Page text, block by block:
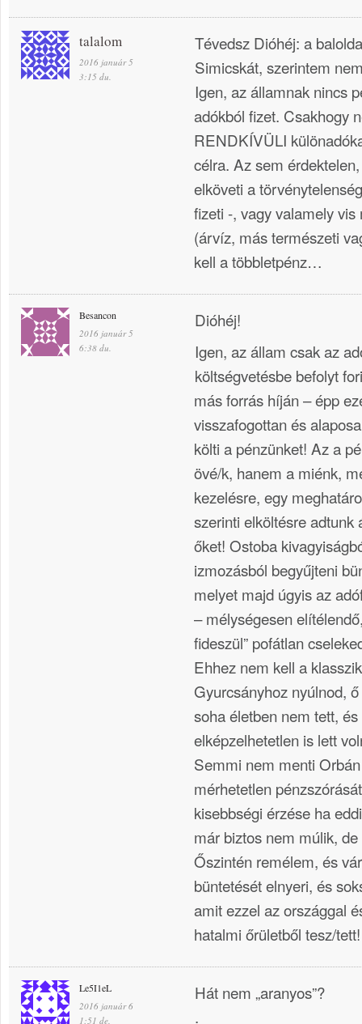
talalom
2016 január 5
3:15 du.
Tévedsz Dióhéj: a
Simicskát, szerintem
Igen, az államnak nincs
adókból fizet. Csakhogy
RENDKÍVÜLI
célra. Az sem
elköveti a
fizeti -, vagy valamely
(árvíz, más természeti
kell a többletpénz…
Besancon
2016 január 5
6:38 du.
Dióhéj!
Igen, az állam csak az
költségvetésbe befolyt
más forrás híján – épp
visszafogottan és
költi a pénzünket! Az a
övé/k, hanem a miénk,
kezelésre, egy
szerinti elköltésre
őket! Ostoba
izmozásból begyűjteni
melyet majd úgyis az
– mélységesen
fideszül” pofátlan
Ehhez nem kell a
Gyurcsányhoz nyúlnod,
soha életben nem tett,
elképzelhetetlen is lett
Semmi nem menti
mérhetetlen
kisebbségi érzése ha
már biztos nem múlik,
Őszintén remélem, és
büntetését elnyeri, és
amit ezzel az országgal
hatalmi őrületből tesz/tett!
Le5I1eL
2016 január 6
1:51 de.
Hát nem „aranyos”?
.